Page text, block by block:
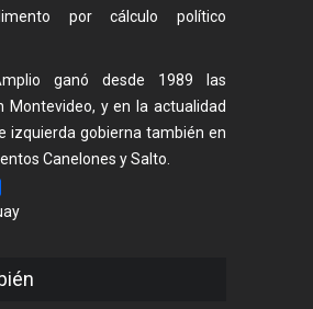
por cálculo político
ganó desde 1989 las
Montevideo, y en la actualidad
izquierda gobierna también en
Canelones y Salto.